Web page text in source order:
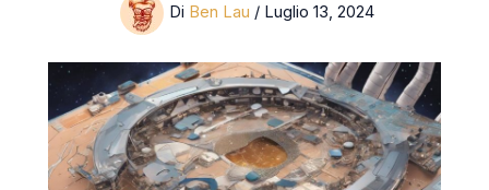
Di Ben Lau / Luglio 13, 2024